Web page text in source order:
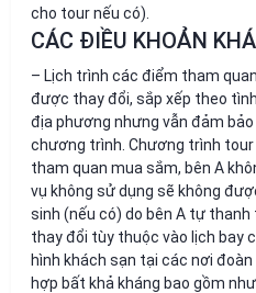
cho tour nếu có).
CÁC ĐIỀU KHOẢN
– Lịch trình các điểm tham
được thay đổi, sắp xếp theo
địa phương nhưng vẫn đảm
chương trình. Chương trình
tham quan mua sắm, bên A
vụ không sử dụng sẽ không
sinh (nếu có) do bên A tự
thay đổi tùy thuộc vào lịch bay
hình khách sạn tại các nơi
hợp bất khả kháng bao gồm